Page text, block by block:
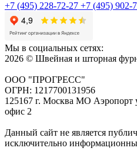
+7 (495) 228-72-27 +7 (495) 902-
Мы в социальных сетях:
2026 © Швейная и шторная
ООО "ПРОГРЕСС"
ОГРН: 1217700131956
125167 г. Москва МО Аэропорт
офис 2
Данный сайт не является
исключительно